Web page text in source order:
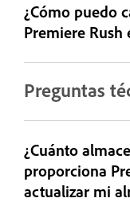
¿Cómo puedo
Premiere
Preguntas
¿Cuánto
proporciona
actualizar mi